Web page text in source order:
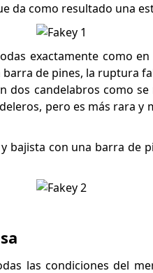
da como resultado una
exactamente como
de pines, la ruptura
candelabros como
pero es más rara y
bajista con una barra de
las condiciones del